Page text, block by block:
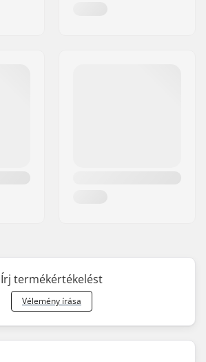
Írj termékértékelést
Vélemény írása